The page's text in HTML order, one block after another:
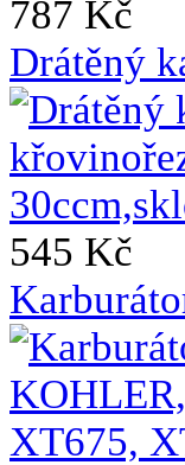
787 Kč
Drátěný
545 Kč